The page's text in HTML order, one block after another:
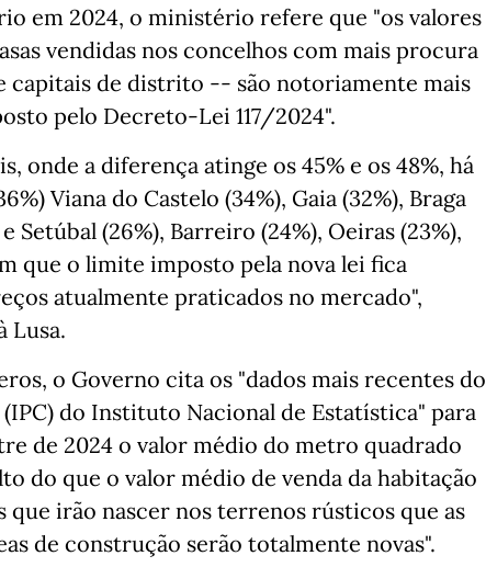
em 2024, o ministério refere que "os valores
vendidas nos concelhos com mais procura
capitais de distrito -- são notoriamente mais
pelo Decreto-Lei 117/2024".
onde a diferença atinge os 45% e os 48%, há
Viana do Castelo (34%), Gaia (32%), Braga
Setúbal (26%), Barreiro (24%), Oeiras (23%),
que o limite imposto pela nova lei fica
atualmente praticados no mercado",
Lusa.
o Governo cita os "dados mais recentes do
do Instituto Nacional de Estatística" para
de 2024 o valor médio do metro quadrado
do que o valor médio de venda da habitação
que irão nascer nos terrenos rústicos que as
de construção serão totalmente novas".